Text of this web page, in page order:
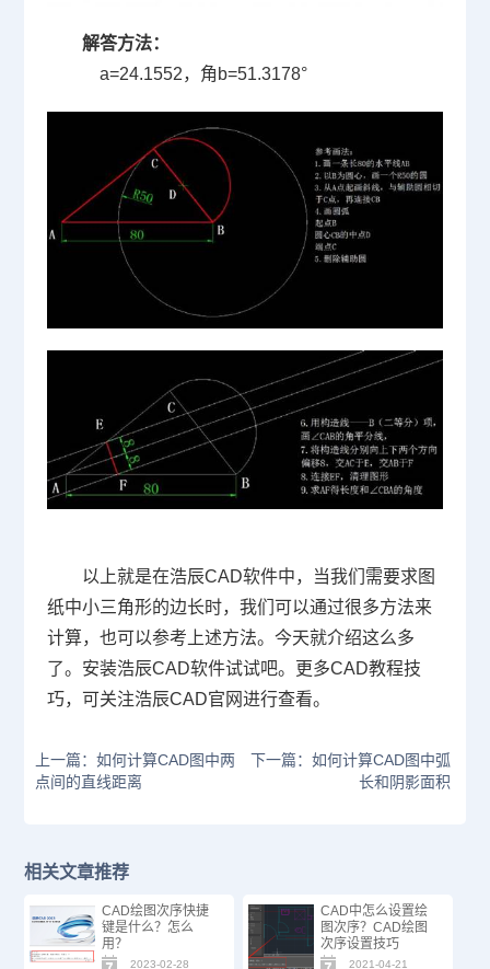
解答方法：
a=24.1552，角 b=51.3178°
以上就是在浩辰CAD软件中，当我们需要求图
纸中小三角形的边长时，我们可以通过很多方法来
计算，也可以参考上述方法。今天就介绍这么多
了。安装浩辰CAD软件试试吧。更多CAD教程技
巧，可关注浩辰CAD官网进行查看。
上一篇：如何计算CAD图中两
点间的直线距离
下一篇：如何计算CAD图中弧
长和阴影面积
相关文章推荐
CAD绘图次序快捷
键是什么？怎么
用？
2023-02-28
CAD中怎么设置绘
图次序？CAD绘图
次序设置技巧
2021-04-21